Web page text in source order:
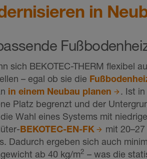
in
sich BEKOTEC-THERM flexibel
– egal ob sie die
in einem Neubau planen
. Ist in
Platz begrenzt und der
Wahl eines Systems mit
BEKOTEC-EN-FK
mit
Dadurch ergeben sich auch
ab 40 kg/m2 – was die